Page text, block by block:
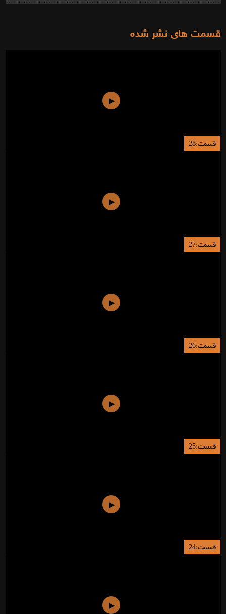
قسمت های نشر شده
قسمت:28
قسمت:27
قسمت:26
قسمت:25
قسمت:24